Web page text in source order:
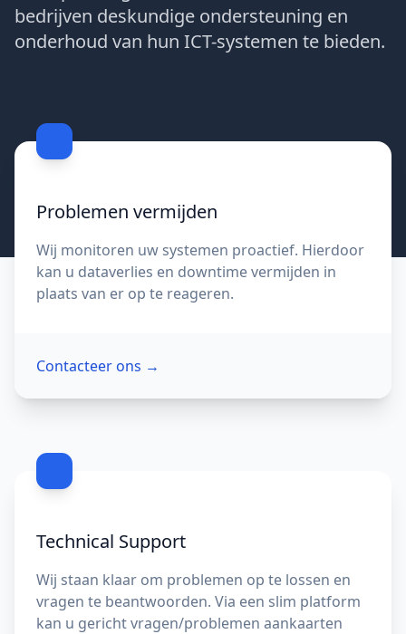
bedrijven deskundige ondersteuning en
onderhoud van hun ICT-systemen te bieden.
Contacteer ons
Problemen vermijden
Wij monitoren uw systemen proactief. Hierdoor
kan u dataverlies en downtime vermijden in
plaats van er op te reageren.
Contacteer ons →
Technical Support
Wij staan klaar om problemen op te lossen en
vragen te beantwoorden. Via een slim platform
kan u gericht vragen/problemen aankaarten